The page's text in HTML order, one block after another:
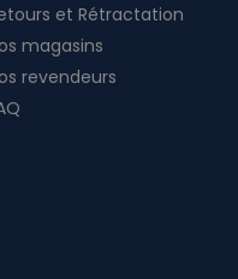
et Rétractation
magasins
revendeurs